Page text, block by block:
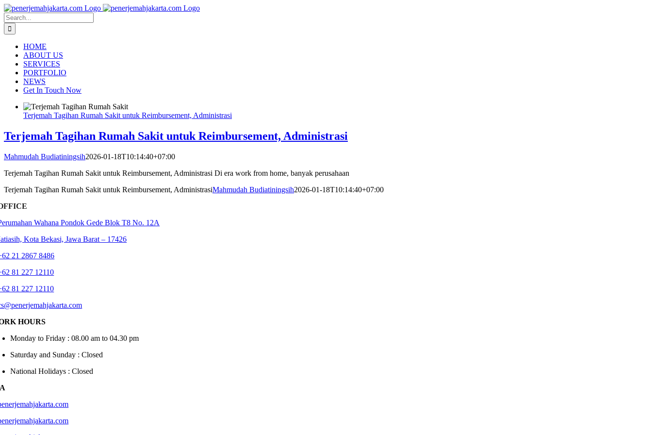
Skip
to
content
Search
for:
HOME
ABOUT US
SERVICES
PORTFOLIO
NEWS
Get In Touch Now
Terjemah Tagihan Rumah Sakit untuk Reimbursement, Administrasi
Terjemah Tagihan Rumah Sakit untuk Reimbursement, Administrasi
Mahmudah Budiatiningsih2026-01-18T10:14:40+07:00
Terjemah Tagihan Rumah Sakit untuk Reimbursement, Administrasi Di era work from home, banyak perusahaan
Terjemah Tagihan Rumah Sakit untuk Reimbursement, AdministrasiMahmudah Budiatiningsih2026-01-18T10:14:40+07:00
Wahana Pondok Gede Blok T8 No. 12A
Kota Bekasi, Jawa Barat – 17426
21 2867 8486
81 227 12110
81 227 12110
HOURS
Monday to Friday : 08.00 am to 04.30 pm
Saturday and Sunday : Closed
National Holidays : Closed